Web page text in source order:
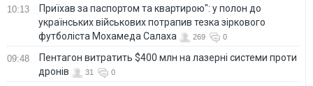
10:13
Приїхав за паспортом та квартирою": у полон до
українських військових потрапив тезка зіркового
футболіста Мохамеда Салаха
269 0
09:48
Пентагон витратить $400 млн на лазерні системи проти
дронів
31 0